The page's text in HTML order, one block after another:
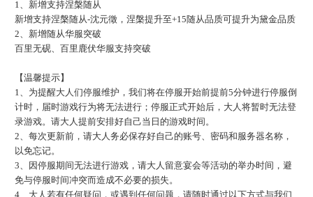
1、新增支持涅槃随从
新增支持涅槃随从-沈元徵，涅槃提升至+15随从品质可提升为黛金品质
2、 新增随从华服突破
百里无砚、百里鹿伏华服支持突破
【温馨提示】
1、为提醒大人们停服维护，我们将在停服开始前提前5分钟进行停服倒
计时，届时游戏行为将无法进行；停服正式开始后，大人将暂时无法登
录游戏。请大人提前安排好自己当日的游戏时间。
2、每次更新前，请大人务必保存好自己的账号、密码和服务器名称，
以免忘记。
3、因停服期间无法进行游戏，请大人留意宴会等活动的举办时间，避
免与停服时间冲突而造成不必要的损失。
4、大人若有任何疑问，或遇到任何问题，请随时通过以下方式与我们